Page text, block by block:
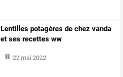
Lentilles potagères de chez vanda
et ses recettes ww
22 mai 2022